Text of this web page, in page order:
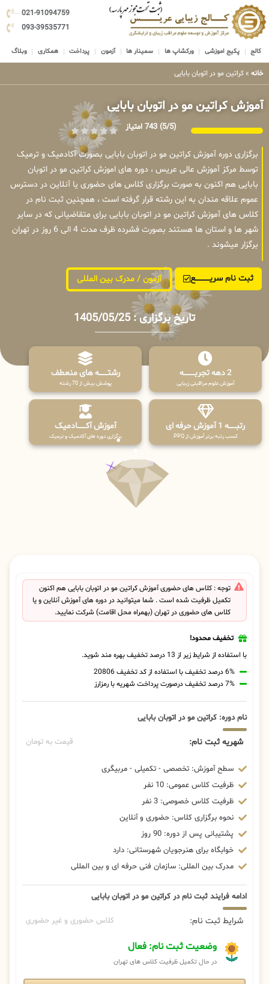
021-91094759
093-39535771
کالج پکیج اموزشی ورکشاپ ها سمینار ها آزمون پرداخت همکاری وبلاگ
خانه » کراتین مو در اتوبان بابایی
آموزش کراتین مو در اتوبان بابایی
(5/5) 743 امتیاز
برگزاری دوره آموزش کراتین مو در اتوبان بابایی بصورت آکادمیک و ترمیک
توسط مرکز آموزش عالی عریس ، دوره های اموزش کراتین مو در اتوبان
بابایی هم اکنون به صورت برگزاری کلاس های حضوری یا آنلاین در دسترس
عموم علاقه مندان به این رشته قرار گرفته است ، همچنین ثبت نام در
کلاس های آموزش کراتین مو در اتوبان بابایی برای متقاضیانی که در سایر
شهر ها و استان ها هستند بصورت فشرده ظرف مدت 4 الی 6 روز در تهران
برگزار میشوند .
ثبت نام سریــــــــــــع آزمون / مدرک بین المللی
تاریخ برگزاری : 1405/05/25
2 دهه تجربـــــــــه
آموزش علوم مراقبتی زیبایی
رشتـــــــه های منعطف
پوشش بیش از 70 رشته
رتبــــــه 1 آموزش حرفه ای
کسب رتبه برتر آموزش از PPQ
آموزش آکـــــــادمیک
برگزاری دوره های آکادمیک و ترمیک
توجه : کلاس های حضوری آموزش کراتین مو در اتوبان بابایی هم اکنون
تکمیل ظرفیت شده است . شما میتوانید در دوره های آموزش آنلاین و یا
کلاس های حضوری در تهران (بهمراه محل اقامت) شرکت نمایید.
تخفیف محدود!
با استفاده از شرایط زیر از 13 درصد تخفیف بهره مند شوید.
6% درصد تخفیف با استفاده از کد تخفیف 20806
7% درصد تخفیف درصورت پرداخت شهریه با رمزارز
نام دوره: کراتین مو در اتوبان بابایی
شهریه ثبت نام: قیمت به تومان
سطح آموزش: تخصصی - تکمیلی - مربیگری
ظرفیت کلاس عمومی: 10 نفر
ظرفیت کلاس خصوصی: 3 نفر
نحوه برگزاری کلاس: حضوری و آنلاین
پشتیبانی پس از دوره: 90 روز
خوابگاه برای هنرجویان شهرستانی: دارد
مدرک بین المللی: سازمان فنی حرفه ای و بین المللی
ادامه فرایند ثبت نام در کراتین مو در اتوبان بابایی
شرایط ثبت نام: کلاس حضوری و غیر حضوری
وضعیت ثبت نام: فعال
در حال تکمیل ظرفیت کلاس های تهران